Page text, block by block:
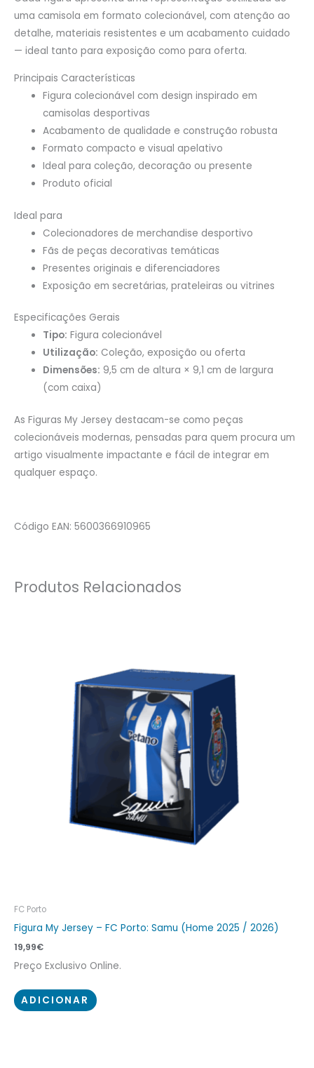
uma camisola em formato colecionável, com atenção ao
detalhe, materiais resistentes e um acabamento cuidado
— ideal tanto para exposição como para oferta.
Principais Características
Figura colecionável com design inspirado em
camisolas desportivas
Acabamento de qualidade e construção robusta
Formato compacto e visual apelativo
Ideal para coleção, decoração ou presente
Produto oficial
Ideal para
Colecionadores de merchandise desportivo
Fãs de peças decorativas temáticas
Presentes originais e diferenciadores
Exposição em secretárias, prateleiras ou vitrines
Especificações Gerais
Tipo: Figura colecionável
Utilização: Coleção, exposição ou oferta
Dimensões: 9,5 cm de altura × 9,1 cm de largura
(com caixa)
As Figuras My Jersey destacam-se como peças
colecionáveis modernas, pensadas para quem procura um
artigo visualmente impactante e fácil de integrar em
qualquer espaço.
Código EAN: 5600366910965
Produtos Relacionados
FC Porto
Figura My Jersey – FC Porto: Samu (Home 2025 / 2026)
19,99€
Preço Exclusivo Online.
ADICIONAR